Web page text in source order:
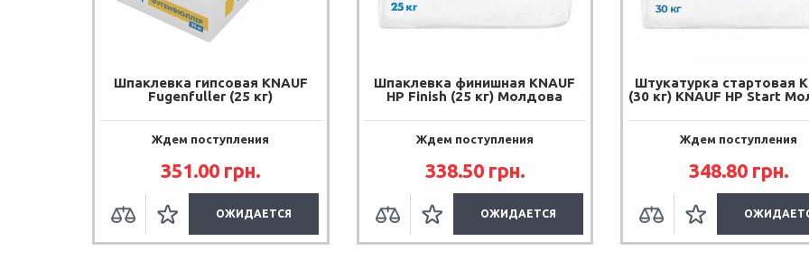
Шпаклевка гипсовая KNAUF
Fugenfuller (25 кг)
Ждем поступления
351.00 грн.
ОЖИДАЕТСЯ
Шпаклевка финишная KNAUF
HP Finish (25 кг) Молдова
Ждем поступления
338.50 грн.
ОЖИДАЕТСЯ
Штукатурка стартовая
(30 кг) KNAUF HP Start
Ждем поступления
348.80 грн.